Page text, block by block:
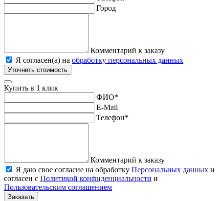
Город
Комментарий к заказу
Я согласен(а) на обработку персональных данных
Уточнить стоимость
Купить в 1 клик
ФИО*
E-Mail
Телефон*
Комментарий к заказу
Я даю свое согласие на обработку Персональных данных и
согласен с Политикой конфиденциальности и
Пользовательским соглашением
Заказать